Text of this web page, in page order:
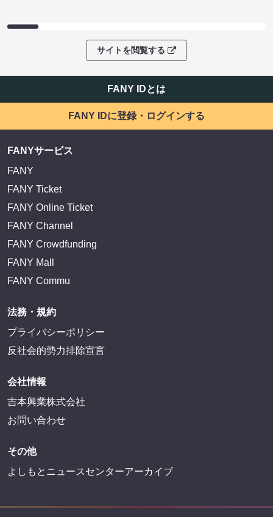
サイトを閲覧する
FANY IDとは
FANY IDに登録・ログインする
FANYサービス
FANY
FANY Ticket
FANY Online Ticket
FANY Channel
FANY Crowdfunding
FANY Mall
FANY Commu
法務・規約
プライバシーポリシー
反社会的勢力排除宣言
会社情報
吉本興業株式会社
お問い合わせ
その他
よしもとニュースセンターアーカイブ